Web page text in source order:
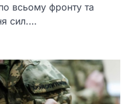
всьому фронту та
сил.…